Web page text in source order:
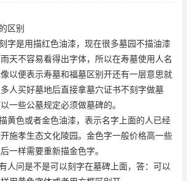
使用人
区别
字是用描红色油漆，现在很多墓园不描油漆
天不容易看得出字体，所以在寿墓使用人名
以便表示寿墓和福墓区别开还有一层意思就
人买好墓地后直接拿墓穴证书不刻字做墓
一些公墓规定必须做墓碑的。
黄色或者金色油漆，表示名字上面的人已经
施孝生态文化陵园。金色字一般价格高一些
一样需要重新描金色字。
人问是不是可以刻字在墓碑上面，答：可以